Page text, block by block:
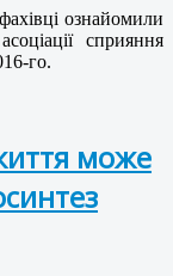
ознайомили
сприяння
го.
може